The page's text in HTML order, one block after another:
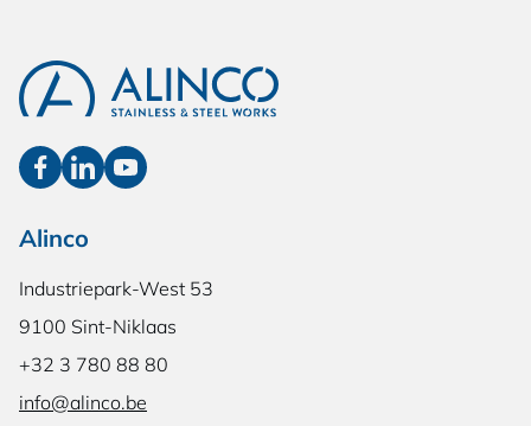
Alinco
Industriepark-West 53
9100 Sint-Niklaas
+32 3 780 88 80
info@alinco.be